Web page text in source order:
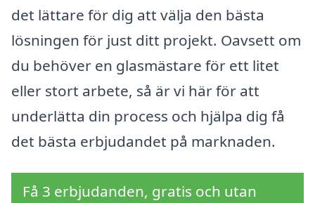
det lättare för dig att välja den bästa
lösningen för just ditt projekt. Oavsett om
du behöver en glasmästare för ett litet
eller stort arbete, så är vi här för att
underlätta din process och hjälpa dig få
det bästa erbjudandet på marknaden.
Få 3 erbjudanden, gratis och utan